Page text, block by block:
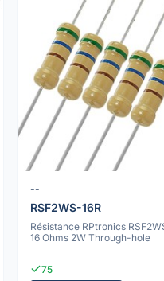
--
RSF2WS-16R
Résistance RPtronics
16 Ohms 2W Through-hole
75